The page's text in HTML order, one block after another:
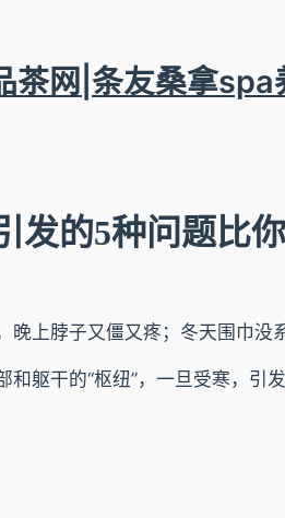
茶网|条友桑拿
发的5种问题比
上脖子又僵又疼；冬天围巾没
躯干的“枢纽”，一旦受寒，引